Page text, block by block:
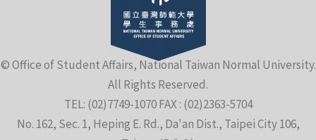
© Office of Student Affairs, National Taiwan Normal University.
All Rights Reserved.
TEL: (02)7749-1070 FAX : (02)2363-5704
No. 162, Sec. 1, Heping E. Rd., Da'an Dist., Taipei City 106,